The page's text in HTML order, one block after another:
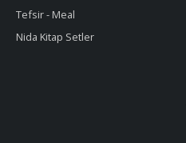
Tefsir - Meal
Nida Kitap Setler